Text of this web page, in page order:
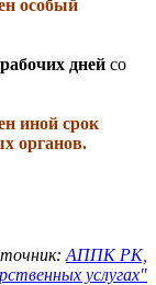
особый
дней со
иной срок
органов.
АППК РК,
услугах"